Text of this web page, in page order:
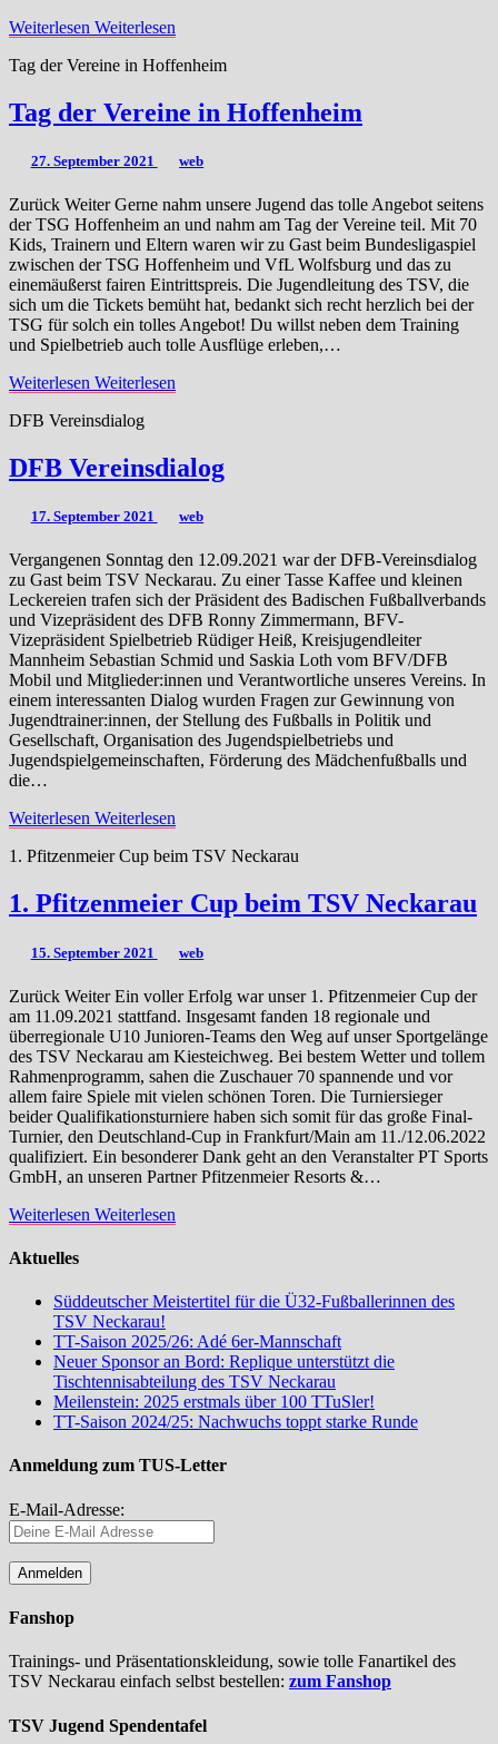
Weiterlesen Weiterlesen
Tag der Vereine in Hoffenheim
Tag der Vereine in Hoffenheim
27. September 2021 web
Zurück Weiter Gerne nahm unsere Jugend das tolle Angebot seitens
der TSG Hoffenheim an und nahm am Tag der Vereine teil. Mit 70
Kids, Trainern und Eltern waren wir zu Gast beim Bundesligaspiel
zwischen der TSG Hoffenheim und VfL Wolfsburg und das zu
einemäußerst fairen Eintrittspreis. Die Jugendleitung des TSV, die
sich um die Tickets bemüht hat, bedankt sich recht herzlich bei der
TSG für solch ein tolles Angebot! Du willst neben dem Training
und Spielbetrieb auch tolle Ausflüge erleben,…
Weiterlesen Weiterlesen
DFB Vereinsdialog
DFB Vereinsdialog
17. September 2021 web
Vergangenen Sonntag den 12.09.2021 war der DFB-Vereinsdialog
zu Gast beim TSV Neckarau. Zu einer Tasse Kaffee und kleinen
Leckereien trafen sich der Präsident des Badischen Fußballverbands
und Vizepräsident des DFB Ronny Zimmermann, BFV-
Vizepräsident Spielbetrieb Rüdiger Heiß, Kreisjugendleiter
Mannheim Sebastian Schmid und Saskia Loth vom BFV/DFB
Mobil und Mitglieder:innen und Verantwortliche unseres Vereins. In
einem interessanten Dialog wurden Fragen zur Gewinnung von
Jugendtrainer:innen, der Stellung des Fußballs in Politik und
Gesellschaft, Organisation des Jugendspielbetriebs und
Jugendspielgemeinschaften, Förderung des Mädchenfußballs und
die…
Weiterlesen Weiterlesen
1. Pfitzenmeier Cup beim TSV Neckarau
1. Pfitzenmeier Cup beim TSV Neckarau
15. September 2021 web
Zurück Weiter Ein voller Erfolg war unser 1. Pfitzenmeier Cup der
am 11.09.2021 stattfand. Insgesamt fanden 18 regionale und
überregionale U10 Junioren-Teams den Weg auf unser Sportgelänge
des TSV Neckarau am Kiesteichweg. Bei bestem Wetter und tollem
Rahmenprogramm, sahen die Zuschauer 70 spannende und vor
allem faire Spiele mit vielen schönen Toren. Die Turniersieger
beider Qualifikationsturniere haben sich somit für das große Final-
Turnier, den Deutschland-Cup in Frankfurt/Main am 11./12.06.2022
qualifiziert. Ein besonderer Dank geht an den Veranstalter PT Sports
GmbH, an unseren Partner Pfitzenmeier Resorts &…
Weiterlesen Weiterlesen
Aktuelles
Süddeutscher Meistertitel für die Ü32-Fußballerinnen des
TSV Neckarau!
TT-Saison 2025/26: Adé 6er-Mannschaft
Neuer Sponsor an Bord: Replique unterstützt die
Tischtennisabteilung des TSV Neckarau
Meilenstein: 2025 erstmals über 100 TTuSler!
TT-Saison 2024/25: Nachwuchs toppt starke Runde
Anmeldung zum TUS-Letter
E-Mail-Adresse:
Fanshop
Trainings- und Präsentationskleidung, sowie tolle Fanartikel des
TSV Neckarau einfach selbst bestellen: zum Fanshop
TSV Jugend Spendentafel